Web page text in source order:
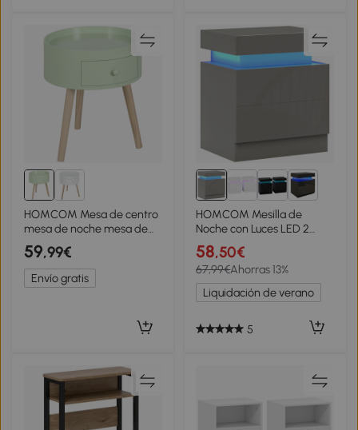
HOMCOM Mesa de centro
mesa de noche mesa de
noche redonda diseño
escandinavo auxiliar de
sofá con cajón patas
cónicas inclinadas
59,99€
Envío gratis
1+
HOMCOM Mesilla de
Noche con Luces LED 2
Cajones y Control de APP
Mesa de Noche para
Dormitorio Salón 45x35x52
cm Gris
58,50€
67,99€Ahorras 13%
Liquidación de verano
5